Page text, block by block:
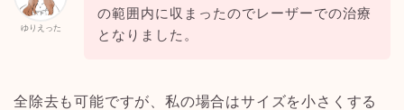
ゆりえった
の範囲内に収まったのでレーザーでの治療
となりました。
全除去も可能ですが、私の場合はサイズを小さくする